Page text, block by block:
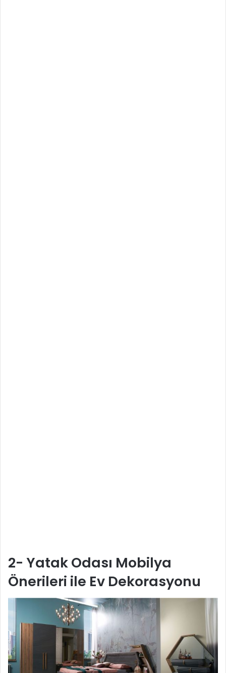
2- Yatak Odası Mobilya
Önerileri ile Ev Dekorasyonu